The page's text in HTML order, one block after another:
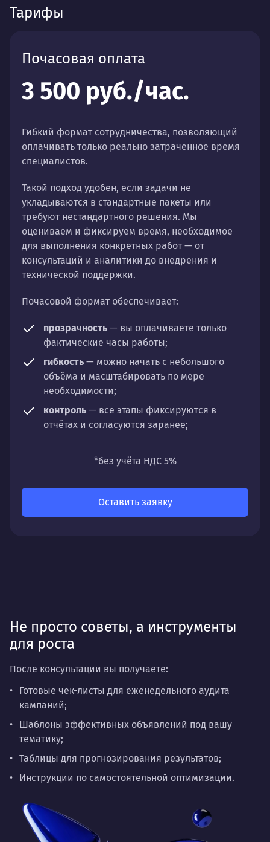
Тарифы
Почасовая оплата
3 500 руб./час.
Гибкий формат сотрудничества, позволяющий
оплачивать только реально затраченное время
специалистов.
Такой подход удобен, если задачи не
укладываются в стандартные пакеты или
требуют нестандартного решения. Мы
оцениваем и фиксируем время, необходимое
для выполнения конкретных работ — от
консультаций и аналитики до внедрения и
технической поддержки.
Почасовой формат обеспечивает:
прозрачность — вы оплачиваете только
фактические часы работы;
гибкость — можно начать с небольшого
объёма и масштабировать по мере
необходимости;
контроль — все этапы фиксируются в
отчётах и согласуются заранее;
направлений: стратегии, настройки,
*без учёта НДС 5%
Оставить заявку
Не просто советы, а инструменты
для роста
После консультации вы получаете:
Готовые чек-листы для еженедельного аудита
кампаний;
Шаблоны эффективных объявлений под вашу
тематику;
Таблицы для прогнозирования результатов;
Инструкции по самостоятельной оптимизации.